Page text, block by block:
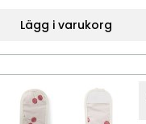
Lägg i varukorg